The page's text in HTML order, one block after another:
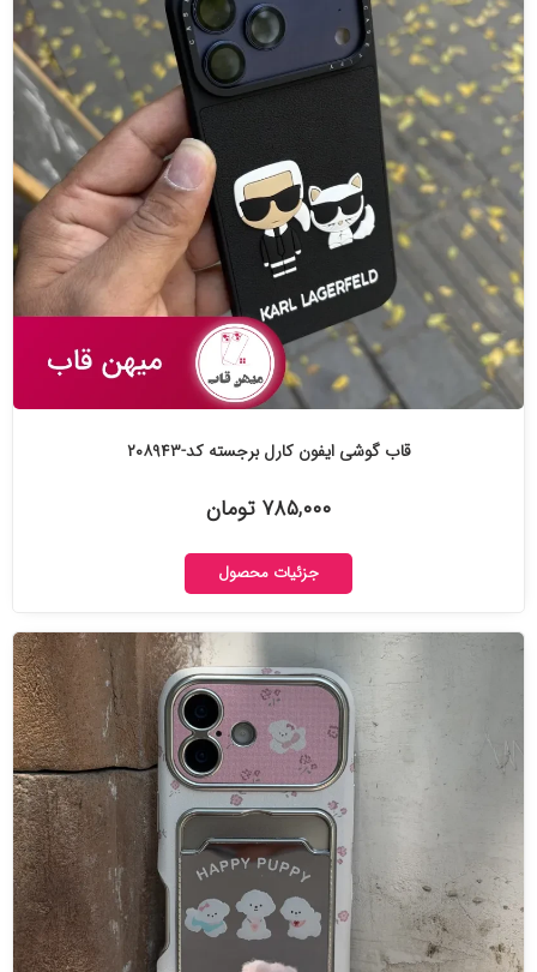
قاب گوشی ایفون کارل برجسته کد-۲۰۸۹۴۳
۷۸۵,۰۰۰ تومان
جزئیات محصول